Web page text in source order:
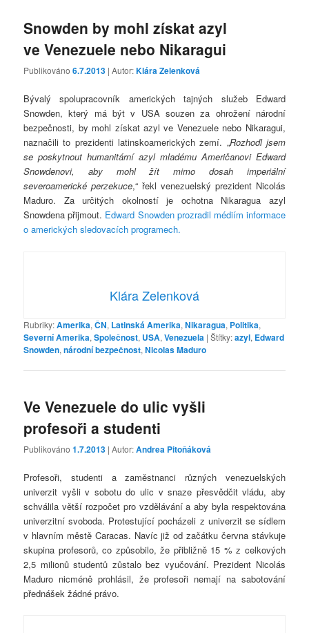
Snowden by mohl získat azyl
ve Venezuele nebo Nikaragui
Publikováno6.7.2013 | Autor:Klára Zelenková
Bývalý spolupracovník amerických tajných služeb Edward
Snowden, který má být v USA souzen za ohrožení národní
bezpečnosti, by mohl získat azyl ve Venezuele nebo Nikaragui,
naznačili to prezidenti latinskoamerických zemí. „Rozhodl jsem
se poskytnout humanitární azyl mladému Američanovi Edward
Snowdenovi, aby mohl žít mimo dosah imperiální
severoamerické perzekuce,“ řekl venezuelský prezident Nicolás
Maduro. Za určitých okolností je ochotna Nikaragua azyl
Snowdena přijmout. Edward Snowden prozradil médiím informace
o amerických sledovacích programech.
Klára Zelenková
Rubriky:Amerika,ČN, Latinská Amerika,Nikaragua, Politika,
Severní Amerika,Společnost, USA,Venezuela |Štítky:azyl, Edward
Snowden,národní bezpečnost,Nicolas Maduro
Ve Venezuele do ulic vyšli
profesoři a studenti
Publikováno1.7.2013 | Autor:Andrea Pitoňáková
Profesoři, studenti a zaměstnanci různých venezuelských
univerzit vyšli v sobotu do ulic v snaze přesvědčit vládu, aby
schválila větší rozpočet pro vzdělávání a aby byla respektována
univerzitní svoboda. Protestující pocházeli z univerzit se sídlem
v hlavním městě Caracas. Navíc již od začátku června stávkuje
skupina profesorů, co způsobilo, že přibližně 15 % z celkových
2,5 milionů studentů zůstalo bez vyučování. Prezident Nicolás
Maduro nicméně prohlásil, že profesoři nemají na sabotování
přednášek žádné právo.